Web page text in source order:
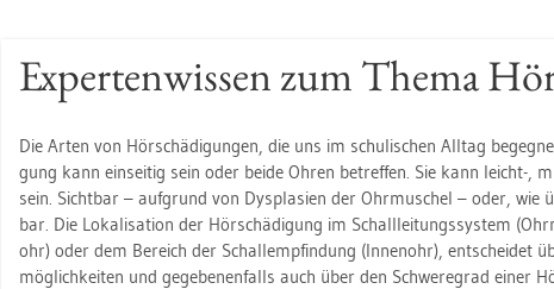
Ex­per­ten­wis­sen zum Thema
Die Arten von Hör­schä­di­gun­gen, die uns im schu­li­schen All­tag
gung kann ein­sei­tig sein oder beide Ohren be­tref­fen. Sie kann leicht-,
sein. Sicht­bar – auf­grund von Dys­pla­si­en der Ohr­mu­schel – oder, wie
bar. Die Lo­ka­li­sa­ti­on der Hör­schä­di­gung im Schall­lei­tungs­sys­tem
ohr) oder dem Be­reich der Schall­emp­fin­dung (In­nen­ohr), ent­schei­det
mög­lich­kei­ten und ge­ge­be­nen­falls auch über den Schwe­re­grad einer